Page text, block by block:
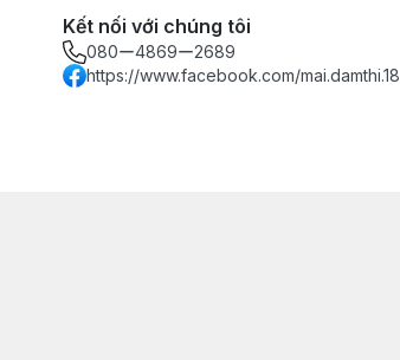
Kết nối với chúng tôi
080ー4869ー2689
https://www.facebook.com/mai.damthi.18